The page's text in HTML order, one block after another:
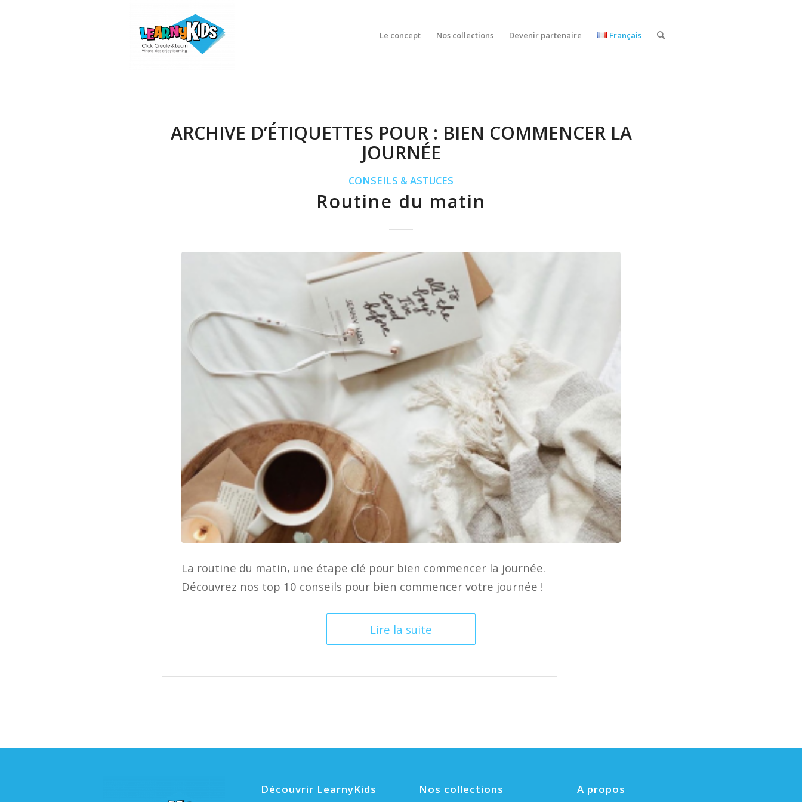
Le concept Nos collections Devenir partenaire Français
ARCHIVE D’ÉTIQUETTES POUR : BIEN COMMENCER LA
JOURNÉE
CONSEILS & ASTUCES
Routine du matin
La routine du matin, une étape clé pour bien commencer la journée.
Découvrez nos top 10 conseils pour bien commencer votre journée !
Lire la suite
Découvrir LearnyKids Nos collections A propos